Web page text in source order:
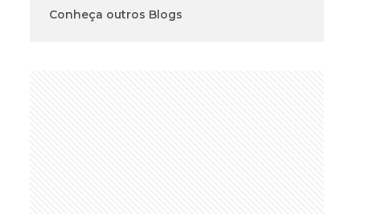
Conheça outros Blogs